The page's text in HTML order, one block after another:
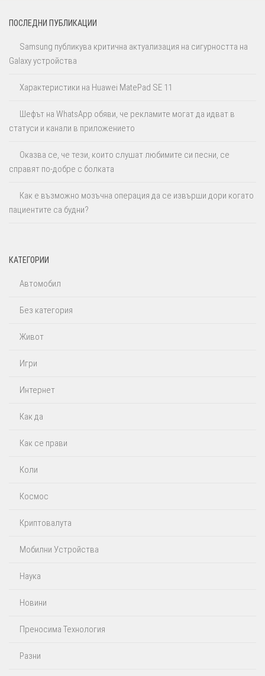
ПОСЛЕДНИ ПУБЛИКАЦИИ
Samsung публикува критична актуализация на сигурността на
Galaxy устройства
Характеристики на Huawei MatePad SE 11
Шефът на WhatsApp обяви, че рекламите могат да идват в
статуси и канали в приложението
Оказва се, че тези, които слушат любимите си песни, се
справят по-добре с болката
Как е възможно мозъчна операция да се извърши дори когато
пациентите са будни?
КАТЕГОРИИ
Автомобил
Без категория
Живот
Игри
Интернет
Как да
Как се прави
Коли
Космос
Криптовалута
Мобилни Устройства
Наука
Новини
Преносима Технология
Разни